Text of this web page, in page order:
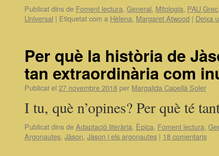
Publicat dins de Foment lectura, General, Mitologia, PAU Grec
Universal | Etiquetat com a Hèlena, Margaret Atwood | Deixa
Per què la història de
tan extraordinària com
Publicat el 27 novembre 2018 per Margalida Capellà Soler
I tu, què n’opines? Per què té
Publicat dins deAdaptació literària, Èpica, Foment lectura,
Argonautes, Jàson, Jàson i els argonautes | 18 comentaris